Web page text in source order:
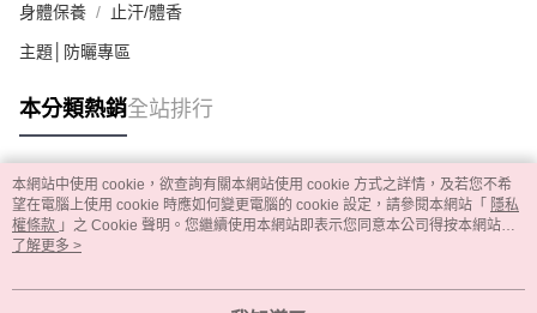
身體保養 止汗/體香
主題│防曬專區
本分類熱銷全站排行
熱門標籤
本網站中使用 cookie，欲查詢有關本網站使用 cookie 方式之詳情，及若您不希
望在電腦上使用 cookie 時應如何變更電腦的 cookie 設定，請參閱本網站「 隱私
權條款 」之 Cookie 聲明。您繼續使用本網站即表示您同意本公司得按本網站使
用條款之 Cookie 聲明使用 cookie。
了解更多 >